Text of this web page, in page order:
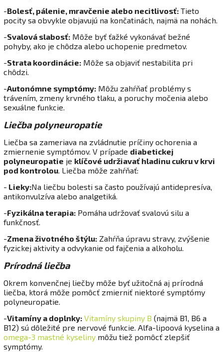
-Bolesť, pálenie, mravčenie alebo necitlivosť: Tieto
pocity sa obvykle objavujú na končatinách, najmä na nohách.
-Svalová slabosť: Môže byť ťažké vykonávať bežné
pohyby, ako je chôdza alebo uchopenie predmetov.
-Strata koordinácie: Môže sa objaviť nestabilita pri
chôdzi.
-Autonómne symptómy: Môžu zahŕňať problémy s
trávením, zmeny krvného tlaku, a poruchy močenia alebo
sexuálne funkcie.
Liečba polyneuropatie
Liečba sa zameriava na zvládnutie príčiny ochorenia a
zmiernenie symptómov. V prípade diabetickej
polyneuropatie je klíčové udržiavať hladinu cukru v krvi
pod kontrolou. Liečba môže zahŕňať:
- Lieky:Na liečbu bolesti sa často používajú antidepresíva,
antikonvulzíva alebo analgetiká.
-Fyzikálna terapia: Pomáha udržovať svalovú silu a
funkčnosť.
-Zmena životného štýlu: Zahŕňa úpravu stravy, zvýšenie
fyzickej aktivity a odvykanie od fajčenia a alkoholu.
Prírodná liečba
Okrem konvenčnej liečby môže byť užitočná aj prírodná
liečba, ktorá môže pomôcť zmierniť niektoré symptómy
polyneuropatie.
-Vitamíny a doplnky: Vitamíny skupiny B (najmä B1, B6 a
B12) sú dôležité pre nervové funkcie. Alfa-lipoová kyselina a
omega-3 mastné kyseliny môžu tiež pomôcť zlepšiť
symptómy.